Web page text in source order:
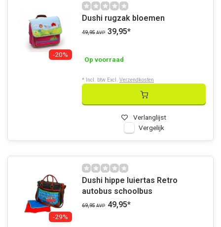
-20%
Dushi rugzak bloemen
49,95 AVP 39,95*
Op voorraad
Verlanglijst
Vergelijk
* Incl. btw Excl. Verzendkosten
-29%
Dushi hippe luiertas Retro
autobus schoolbus
69,95 AVP 49,95*